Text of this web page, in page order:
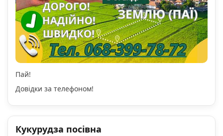
Пай!
Довідки за телефоном!
Кукурудза посівна